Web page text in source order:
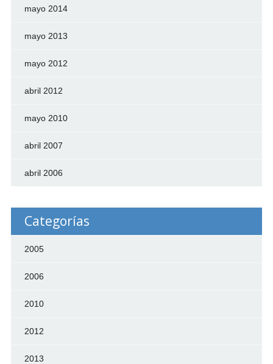
mayo 2014
mayo 2013
mayo 2012
abril 2012
mayo 2010
abril 2007
abril 2006
Categorías
2005
2006
2010
2012
2013